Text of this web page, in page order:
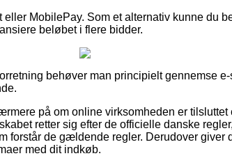
MobilePay. Som et alternativ kunne du
beløbet i flere bidder.
behøver man principielt gennemse
på om online virksomheden er
retter sig efter de officielle danske
forstår de gældende regler. Derudover giver
med dit indkøb.